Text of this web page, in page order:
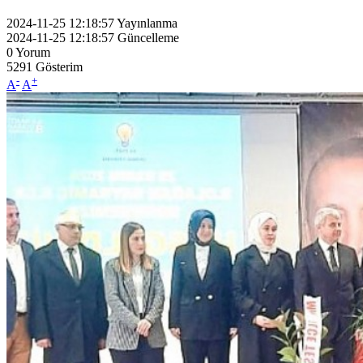
2024-11-25 12:18:57Yayınlanma
2024-11-25 12:18:57 Güncelleme
0Yorum
5291 Gösterim
A- A+